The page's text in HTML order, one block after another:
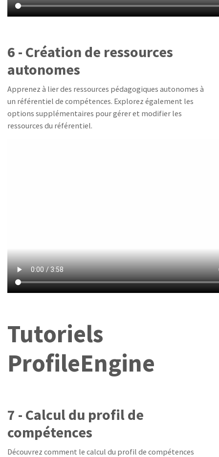
6 - Création de ressources
autonomes
Apprenez à lier des ressources pédagogiques autonomes à
un référentiel de compétences. Explorez également les
options supplémentaires pour gérer et modifier les
ressources du référentiel.
Tutoriels
ProfileEngine
7 - Calcul du profil de
compétences
Découvrez comment le calcul du profil de compétences